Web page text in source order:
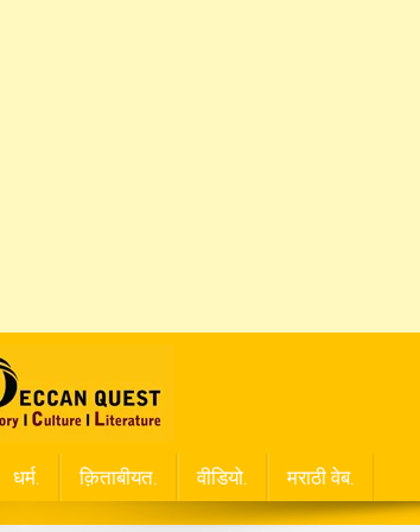
धर्म. क़िताबीयत. वीडियो. मराठी वेब.